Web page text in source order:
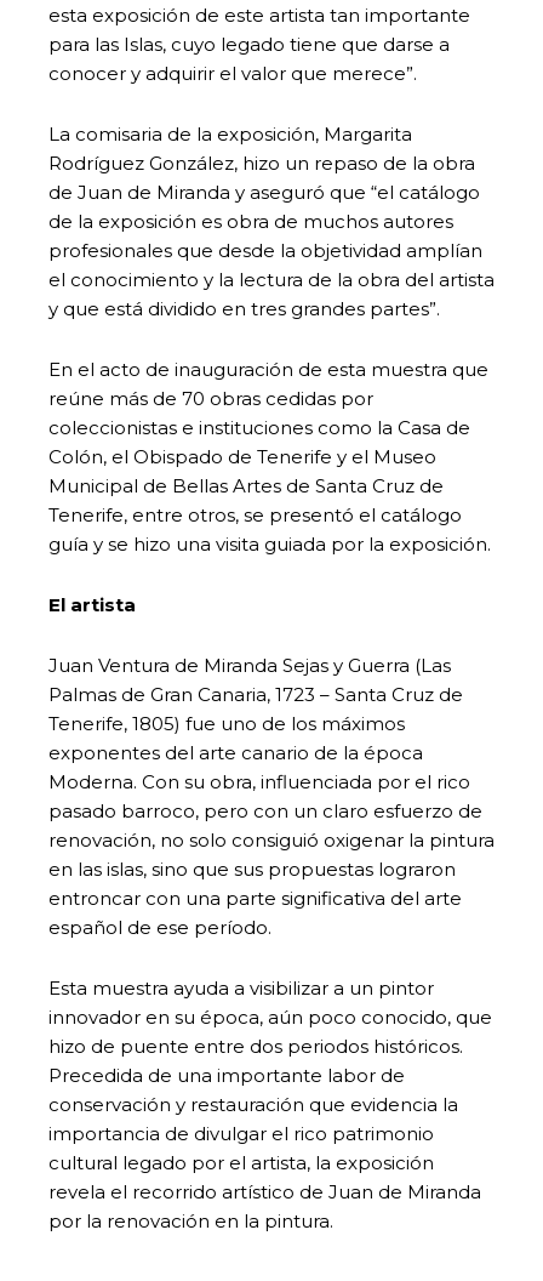
esta exposición de este artista tan importante
para las Islas, cuyo legado tiene que darse a
conocer y adquirir el valor que merece”.
La comisaria de la exposición, Margarita
Rodríguez González, hizo un repaso de la obra
de Juan de Miranda y aseguró que “el catálogo
de la exposición es obra de muchos autores
profesionales que desde la objetividad amplían
el conocimiento y la lectura de la obra del artista
y que está dividido en tres grandes partes”.
En el acto de inauguración de esta muestra que
reúne más de 70 obras cedidas por
coleccionistas e instituciones como la Casa de
Colón, el Obispado de Tenerife y el Museo
Municipal de Bellas Artes de Santa Cruz de
Tenerife, entre otros, se presentó el catálogo
guía y se hizo una visita guiada por la exposición.
El artista
Juan Ventura de Miranda Sejas y Guerra (Las
Palmas de Gran Canaria, 1723 – Santa Cruz de
Tenerife, 1805) fue uno de los máximos
exponentes del arte canario de la época
Moderna. Con su obra, influenciada por el rico
pasado barroco, pero con un claro esfuerzo de
renovación, no solo consiguió oxigenar la pintura
en las islas, sino que sus propuestas lograron
entroncar con una parte significativa del arte
español de ese período.
Esta muestra ayuda a visibilizar a un pintor
innovador en su época, aún poco conocido, que
hizo de puente entre dos periodos históricos.
Precedida de una importante labor de
conservación y restauración que evidencia la
importancia de divulgar el rico patrimonio
cultural legado por el artista, la exposición
revela el recorrido artístico de Juan de Miranda
por la renovación en la pintura.